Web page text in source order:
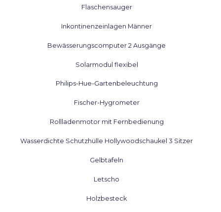
Flaschensauger
Inkontinenzeinlagen Männer
Bewässerungscomputer 2 Ausgänge
Solarmodul flexibel
Philips-Hue-Gartenbeleuchtung
Fischer-Hygrometer
Rollladenmotor mit Fernbedienung
Wasserdichte Schutzhülle Hollywoodschaukel 3 Sitzer
Gelbtafeln
Letscho
Holzbesteck